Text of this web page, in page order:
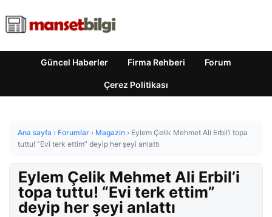
Güncel Haberler Firma Rehberi Forum
Çerez Politikası
Ana sayfa › Forumlar › Magazin › Eylem Çelik Mehmet Ali Erbil’i topa
tuttu! “Evi terk ettim” deyip her şeyi anlattı
Eylem Çelik Mehmet Ali Erbil’i
topa tuttu! “Evi terk ettim”
deyip her şeyi anlattı